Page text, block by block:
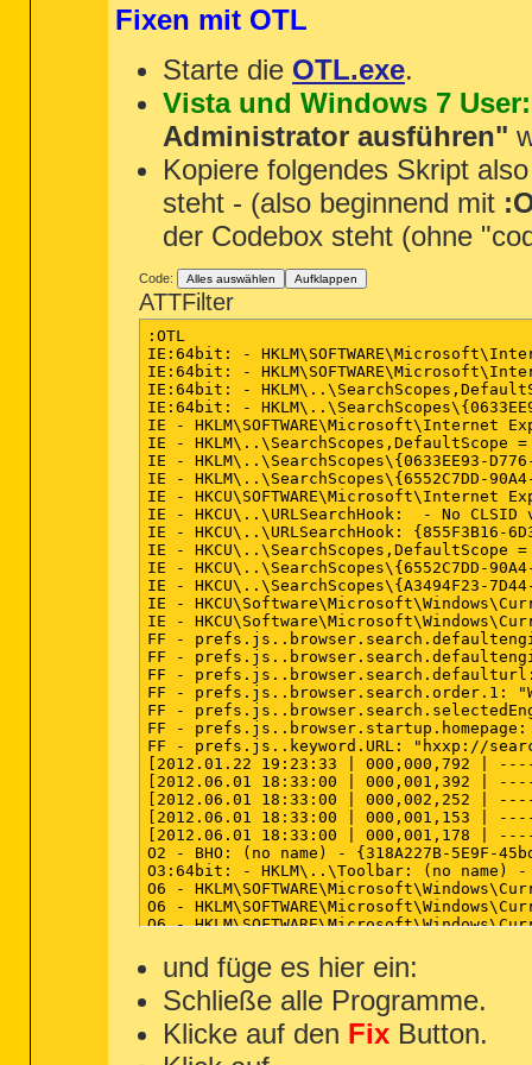
DRV: 64bit: - (b06bdrv) --
DRV: 64bit:
- (b57nd60a) --
DRV:
64bit:
- (GEARAspiWDM) --
DRV - (WIMMount) --
========== Standard Registry
========== Internet Explorer
64bit:
-
IE: 64bit: -
-
IE:64bit: -
IE -
IE -
IE -
IE - HKLM\..\SearchScopes\{0633EE93-
IE -
IE -
IE -
IE - HKCU\..\URLSearchHook:  - No
IE - HKCU\..\URLSearchHook:
IE - HKCU\..\URLSearchHook:
IE -
IE -
IE -
IE -
IE -
========== FireFox ==========
FF -
FF -
FF -
FF -
FF -
FF -
FF - prefs.js..keyword.URL: "hxxp://
FF - prefs.js..network.proxy.type:
FF - user.js - File not found
FF:64bit: -
FF:64bit: -
FF:64bit: -
FF -
FF -
FF -
FF -
FF -
FF -
FF -
FF -
FF -
FF -
Fixen mit OTL
Starte die OTL.exe.
Vista und Windows 7 User:
Administrator ausführen"
Kopiere folgendes Skript
steht - (also beginnend mit
der Codebox steht (ohne
Code: Alles auswählen Aufklappen
ATTFilter
:OTL
IE:64bit: -
IE:64bit: -
IE:64bit: -
IE:64bit: -
IE - HKLM\SOFTWARE\Microsoft\Internet
IE - HKLM\..\SearchScopes,DefaultScope =
IE - HKLM\..\SearchScopes\{0633EE93-
IE - HKLM\..\SearchScopes\{6552C7DD-
IE - HKCU\SOFTWARE\Microsoft\Internet
IE - HKCU\..\URLSearchHook:  - No CLSID
IE - HKCU\..\URLSearchHook: {855F3B16-
IE - HKCU\..\SearchScopes,DefaultScope =
IE - HKCU\..\SearchScopes\{6552C7DD-
IE - HKCU\..\SearchScopes\{A3494F23-
IE -
IE -
FF -
FF -
FF - prefs.js..browser.search.defaulturl:
FF - prefs.js..browser.search.order.1:
FF -
FF -
FF - prefs.js..keyword.URL: "hxxp://
[2012.01.22 19:23:33 | 000,000,792 |
[2012.06.01 18:33:00 | 000,001,392 |
[2012.06.01 18:33:00 | 000,002,252 |
[2012.06.01 18:33:00 | 000,001,153 |
[2012.06.01 18:33:00 | 000,001,178 |
O2 - BHO: (no name) - {318A227B-5E9F-
O3:64bit: - HKLM\..\Toolbar: (no name) -
O6 -
O6 -
O6 -
@Alternate Data Stream - 129 bytes ->
@Alternate Data Stream - 118 bytes ->
:Files
ipconfig /flushdns /c
:Commands
und füge es hier ein:
Schließe alle Programme.
Klicke auf den Fix Button.